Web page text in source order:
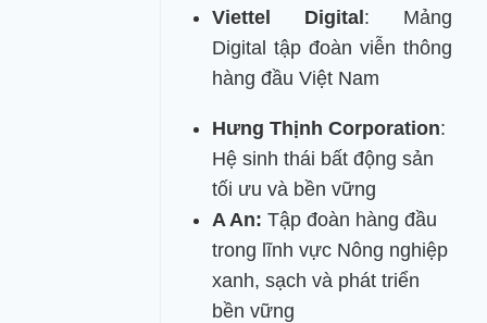
Viettel Digital : Mảng
Digital tập đoàn viễn thông
hàng đầu Việt Nam
Hưng Thịnh Corporation:
Hệ sinh thái bất động sản
tối ưu và bền vững
A An: Tập đoàn hàng đầu
trong lĩnh vực Nông nghiệp
xanh, sạch và phát triển
bền vững